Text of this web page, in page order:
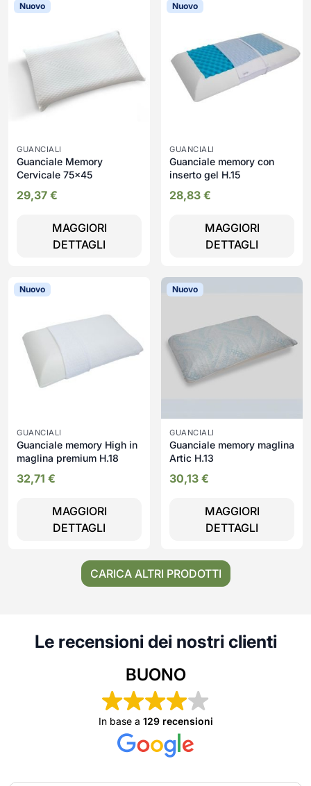
Nuovo
GUANCIALI
Guanciale Memory
Cervicale 75x45
29,37 €
MAGGIORI
DETTAGLI
Nuovo
GUANCIALI
Guanciale memory con
inserto gel H.15
28,83 €
MAGGIORI
DETTAGLI
Nuovo
GUANCIALI
Guanciale memory High in
maglina premium H.18
32,71 €
MAGGIORI
DETTAGLI
Nuovo
GUANCIALI
Guanciale memory maglina
Artic H.13
30,13 €
MAGGIORI
DETTAGLI
CARICA ALTRI PRODOTTI
Le recensioni dei nostri clienti
BUONO
In base a 129 recensioni